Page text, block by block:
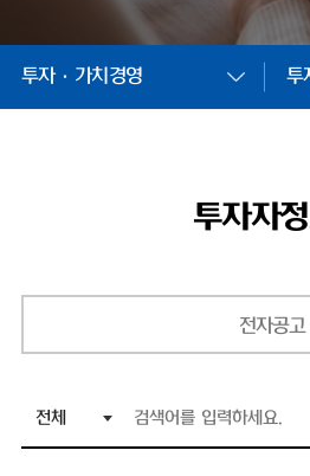
투자·가치경영 투
투자자
전자공고